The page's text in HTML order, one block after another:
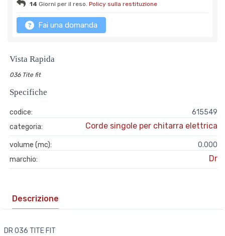
14 Giorni per il reso. Policy sulla restituzione
Fai una domanda
Vista Rapida
036 Tite fit
Specifiche
codice:
615549
categoria:
Corde singole per chitarra elettrica
volume (mc):
0.000
marchio:
Dr
Descrizione
DR 036 TITE FIT